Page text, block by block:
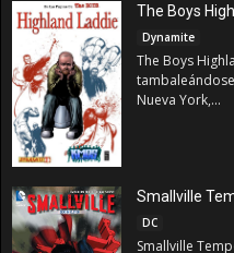
The Boys
Dynamite
The Boys
Nueva York,...
Smallville
DC
Smallville